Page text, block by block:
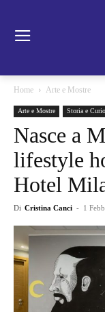
Home Arte e Mostre
Arte e Mostre Storia e
Nasce a
lifestyle
Hotel
Di Cristina Canci - 1